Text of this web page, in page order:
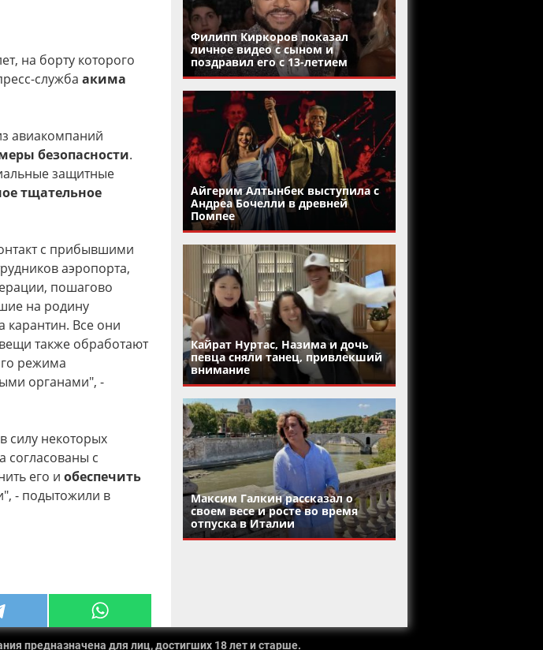
на борту которого
служба акима
авиакомпаний
безопасности.
защитные
тщательное
с прибывшими
аэропорта,
пошагово
на родину
карантин. Все они
также обработают
режима
органами", -
силу некоторых
согласованы с
его и обеспечить
- подытожили в
Филипп Киркоров показал
личное видео с сыном и
поздравил его с 13-летием
Айгерим Алтынбек выступила с
Андреа Бочелли в древней
Помпее
Кайрат Нуртас, Назима и дочь
певца сняли танец, привлекший
внимание
Максим Галкин рассказал о
своем весе и росте во время
отпуска в Италии
предназначена для лиц, достигших 18 лет и старше.